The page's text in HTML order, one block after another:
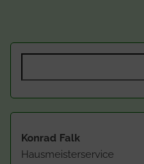
Konrad Falk
Hausmeisterservice